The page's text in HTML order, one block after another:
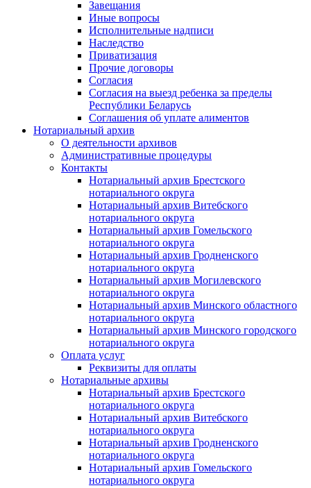
Завещания
Иные вопросы
Исполнительные надписи
Наследство
Приватизация
Прочие договоры
Согласия
Согласия на выезд ребенка за пределы
Республики Беларусь
Соглашения об уплате алиментов
Нотариальный архив
О деятельности архивов
Административные процедуры
Контакты
Нотариальный архив Брестского
нотариального округа
Нотариальный архив Витебского
нотариального округа
Нотариальный архив Гомельского
нотариального округа
Нотариальный архив Гродненского
нотариального округа
Нотариальный архив Могилевского
нотариального округа
Нотариальный архив Минского областного
нотариального округа
Нотариальный архив Минского городского
нотариального округа
Оплата услуг
Реквизиты для оплаты
Нотариальные архивы
Нотариальный архив Брестского
нотариального округа
Нотариальный архив Витебского
нотариального округа
Нотариальный архив Гродненского
нотариального округа
Нотариальный архив Гомельского
нотариального округа